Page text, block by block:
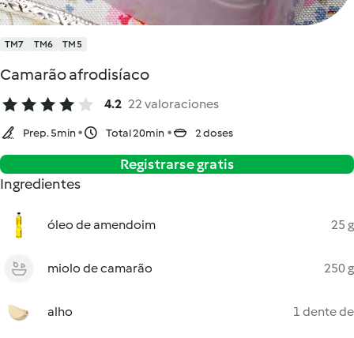
TM7 TM6 TM5
Camarão afrodisíaco
4.2 22 valoraciones
Prep. 5min Total 20min 2 doses
Registrarse gratis
Ingredientes
óleo de amendoim 25 g
miolo de camarão 250 g
alho 1 dente de